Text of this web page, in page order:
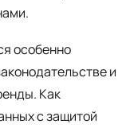
особенно
и
Как
с защитой